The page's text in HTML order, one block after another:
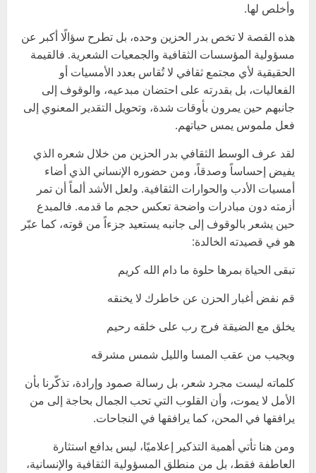
وأخلص لها.
هذه القصة لا تخص بدر الحزين وحده، بل تطرح سؤالًا أكبر عن
مسؤولية المؤسسات الثقافية والجمعيات الشعرية. فالقيمة
الحقيقية لأي مجتمع ثقافي لا تُقاس بعدد الأمسيات أو
الفعاليات، بل بقدرته على احتضان مبدعيه، والوقوف إلى
جانبهم حين يمرون بأوقات شدة، وتحويل التقدير المعنوي إلى
فعل ملموس يمس حياتهم.
لقد عرف الوسط الثقافي بدر الحزين من خلال شعره الذي
يفيض إحساساً وصدقاً، ومن حضوره الإنساني الذي أضاء
أمسيات الأدب والحوارات الثقافية. ولعل الأشد ألماً أن تمر
أزمته دون مبادرات واضحة تعكس حجم ما قدمه. فالمبدع
حين يشعر بالوقوف إلى جانبه يستعيد جزءاً من قوته، كما عبّر
هو في قصيدته الخالدة:
تبقى الحياة بمرها حلوة ما دام الله كريم
قم نفض أغبار الحزن عن خاطرك لا يخنقه
يخلق مع الضيقة فرج رب على خلقه رحيم
ويجيب من عقب المسا والليل شمس مشرقه
كلماته ليست مجرد شعر، بل رسالة صمود وإرادة، تذكّرنا بأن
الأمل لا يموت، وأن القلوب التي تحب الجمال بحاجة إلى من
يرافقها في المحن، كما يرافقها في النجاحات.
ومن هنا تأتي أهمية التذكير إعلاميًا، ليس بدافع استثارة
العاطفة فقط، بل من منطلق المسؤولية الثقافية والإنسانية،